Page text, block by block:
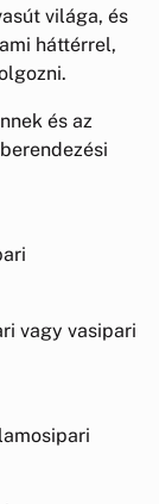
világa, és
háttérrel,
és az
vagy vasipari